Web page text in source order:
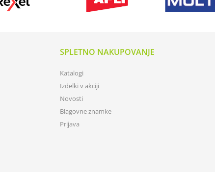
SPLETNO NAKUPOVANJE
Katalogi
Izdelki v akciji
Novosti
Blagovne znamke
Prijava